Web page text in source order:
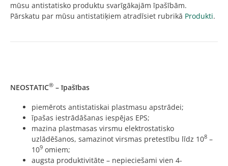
mūsu antistatisko produktu svarīgākajām īpašībām.
Pārskatu par mūsu antistatiķiem atradīsiet rubrikā Produkti.
NEOSTATIC® – īpašības
piemērots antistatiskai plastmasu apstrādei;
īpašas iestrādāšanas iespējas EPS;
mazina plastmasas virsmu elektrostatisko
uzlādēšanos, samazinot virsmas pretestību līdz 108 –
109 omiem;
augsta produktivitāte – nepieciešami vien 4-